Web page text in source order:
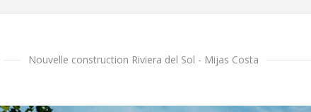
Nouvelle construction Riviera del Sol - Mijas Costa